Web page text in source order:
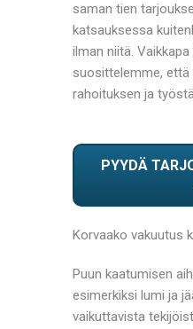
saman tien
katsauksessa
ilman niitä.
suosittelemme, että
rahoituksen ja
PYYDÄ
Korvaako vakuutus
Puun kaatumisen
esimerkiksi lumi ja
vaikuttavista